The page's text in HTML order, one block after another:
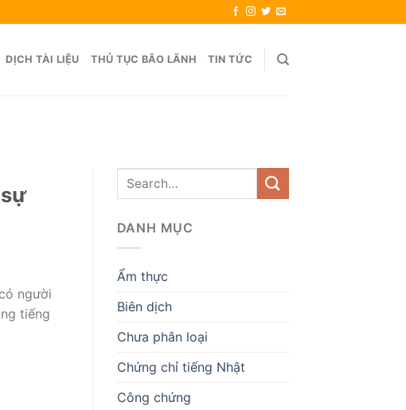
DỊCH TÀI LIỆU THỦ TỤC BÃO LÃNH TIN TỨC
người
tiếng
DANH MỤC
Ẩm thực
Biên dịch
Chưa phân loại
Chứng chỉ tiếng Nhật
Công chứng